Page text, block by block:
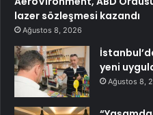
lazer sözleşmesi kazandı
Ağustos 8, 2026
yeni
Ağustos 8,